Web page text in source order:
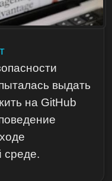
выдать
на GitHub
среде.